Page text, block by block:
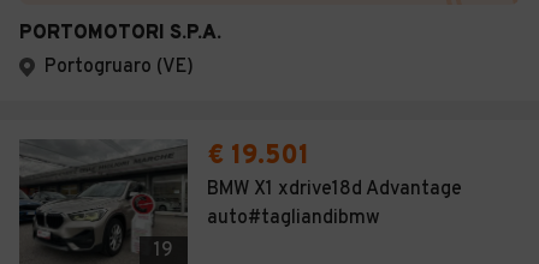
PORTOMOTORI S.P.A.
Portogruaro (VE)
19
€ 19.501
BMW X1 xdrive18d Advantage
auto#tagliandibmw